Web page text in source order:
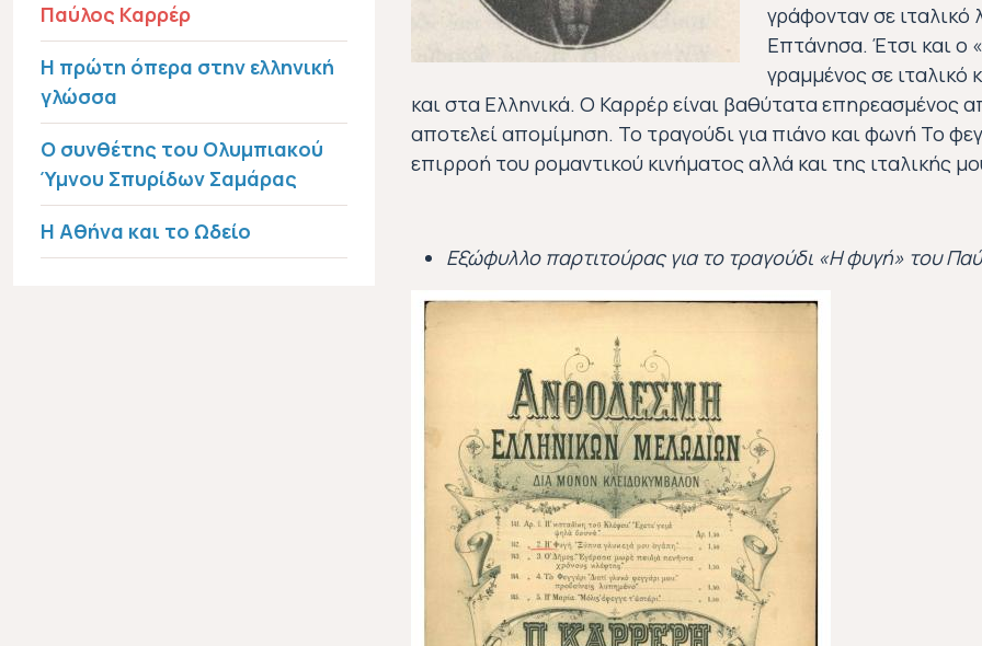
Παύλος Καρρέρ
Η πρώτη όπερα στην ελληνική
γλώσσα
Ο συνθέτης του Ολυμπιακού
Ύμνου Σπυρίδων Σαμάρας
Η Αθήνα και το Ωδείο
γράφονταν σε
Επτάνησα. Έτσι και
γραμμένος σε ιταλικό
και στα Ελληνικά. Ο Καρρέρ είναι βαθύτατα επηρεασμένος
αποτελεί απομίμηση. Το τραγούδι για πιάνο και φωνή Το
επιρροή του ρομαντικού κινήματος αλλά και της ιταλικής
Εξώφυλλο παρτιτούρας για το τραγούδι «Η φυγή» του
Εικόνα